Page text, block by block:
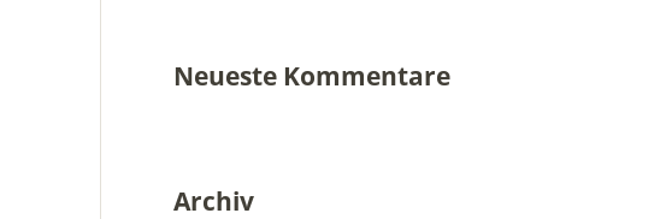
Neueste Kommentare
Archiv